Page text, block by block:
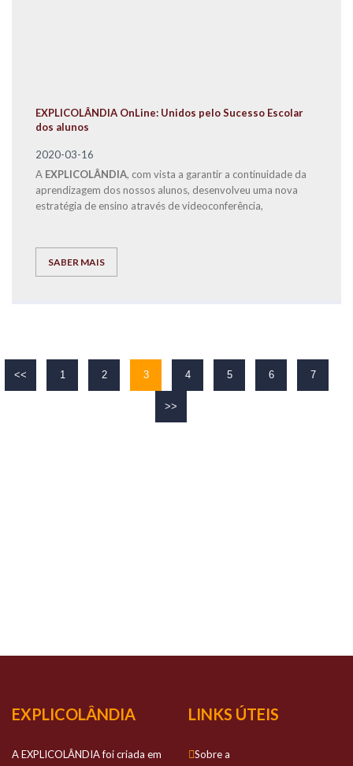
EXPLICOLÂNDIA OnLine: Unidos pelo Sucesso Escolar
dos alunos
2020-03-16
A EXPLICOLÂNDIA, com vista a garantir a continuidade da
aprendizagem dos nossos alunos, desenvolveu uma nova
estratégia de ensino através de videoconferência,
SABER MAIS
<< 1 2 3 4 5 6 7
>>
EXPLICOLÂNDIA
A EXPLICOLÂNDIA foi criada em
LINKS ÚTEIS
Sobre a